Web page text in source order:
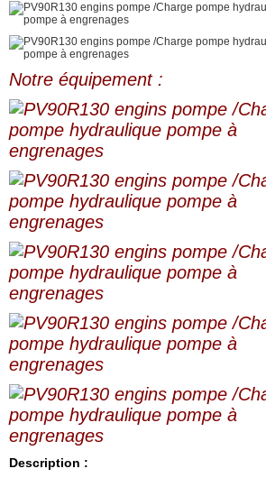
Notre équipement :
Description :